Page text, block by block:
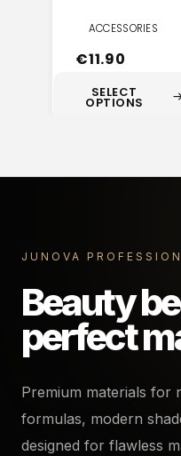
SELECT
OPTIONS
ACCESSORIES
€11.90
JUNOVA
Beauty
perfect
Premium materials for
formulas, modern
designed for flawless